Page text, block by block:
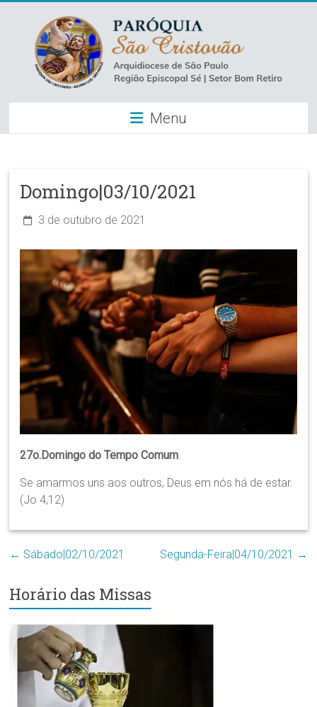
content
Paróquia
São
–
Luz
São
Episcopal
Sé
Setor
Retiro
Menu
Domingo|03/10/2021
3 de outubro de 2021
27o.Domingo do Tempo Comum
Se amarmos uns aos outros, Deus em nós há de estar.
(Jo 4,12)
← Sábado|02/10/2021 Segunda-Feira|04/10/2021 →
Horário das Missas